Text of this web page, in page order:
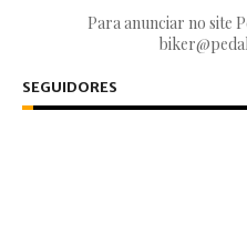
Para anunciar no site
SEGUIDORES